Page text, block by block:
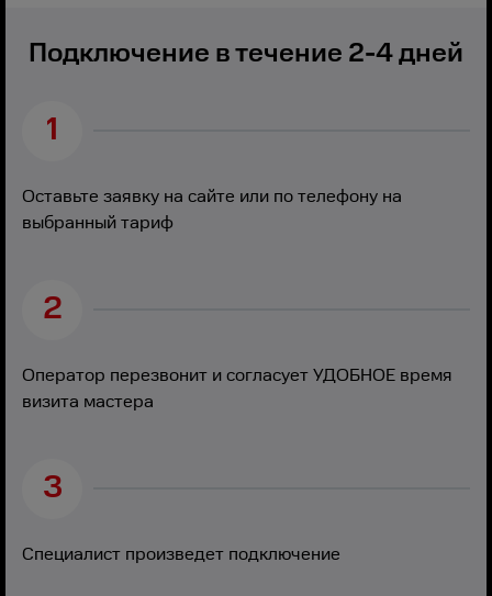
Подключение в течение 2-4 дней
1
Оставьте заявку на сайте или по телефону на
выбранный тариф
2
Оператор перезвонит и согласует УДОБНОЕ время
визита мастера
3
Специалист произведет подключение